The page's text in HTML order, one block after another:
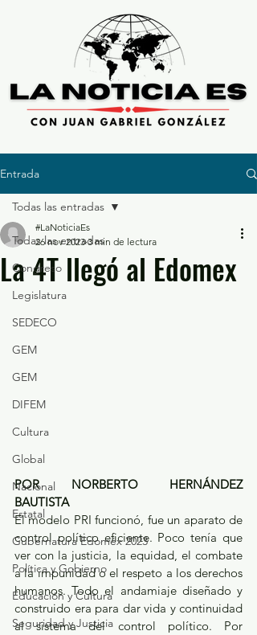
Entrada
Todas las entradas
Congreso
Legislatura
SEDECO
GEM
GEM
DIFEM
Cultura
Global
Nacional
Estatal
Gubernatura Edoméx 2023
Política y Gobierno
Educación y Cultura
Seguridad y Justicia
Todas las entradas
La 4T llegó al Edomex
#LaNoticiaEs
26 nov 2023 3 min de lectura
POR NORBERTO HERNÁNDEZ
BAUTISTA
El modelo PRI funcionó, fue un aparato de
control político eficiente. Poco tenía que
ver con la justicia, la equidad, el combate
a la impunidad o el respeto a los derechos
humanos. Todo el andamiaje diseñado y
construido era para dar vida y continuidad
al sistema del control político. Por